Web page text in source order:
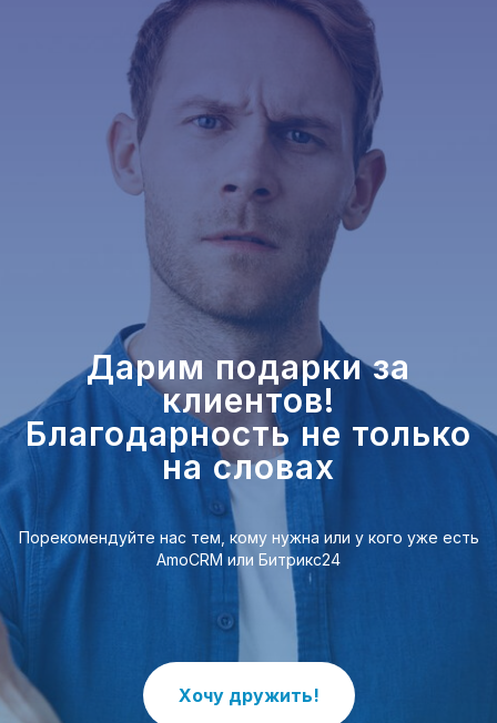
Дарим подарки за
клиентов!
Благодарность не только
на словах
Порекомендуйте нас тем, кому нужна или у кого уже есть
AmoCRM или Битрикс24
Хочу дружить!